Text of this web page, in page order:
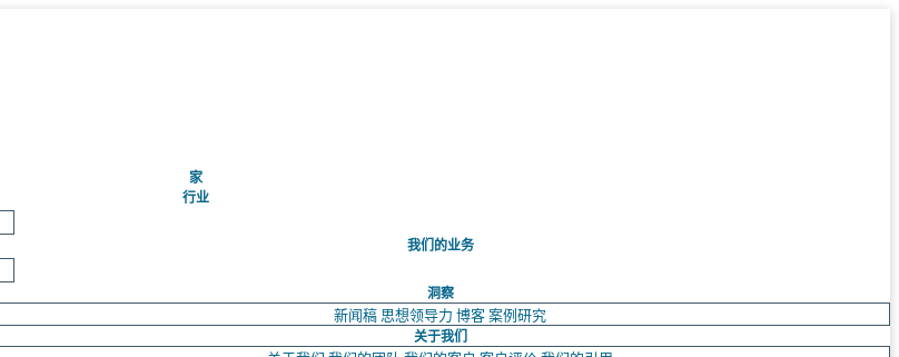
家(当前的)
行业
我们的业务
洞察
新闻稿 思想领导力 博客案例研究
关于我们